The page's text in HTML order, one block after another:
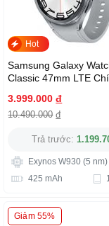
Hot
Samsung Galaxy
Classic 47mm LTE
3.999.000 đ
10.490.000 đ
Trả trước:
Exynos W930 (5 nm)
425 mAh
Giảm 55%